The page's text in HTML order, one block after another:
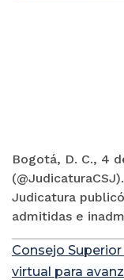
Bogotá, D. C., 4
Judicatura
admitidas e
Consejo
virtual para